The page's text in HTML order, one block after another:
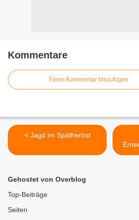
Kommentare
Einen Kommentar hinzufügen
< Jagd im Spätherbst
Gehostet von Overblog
Top-Beiträge
Seiten